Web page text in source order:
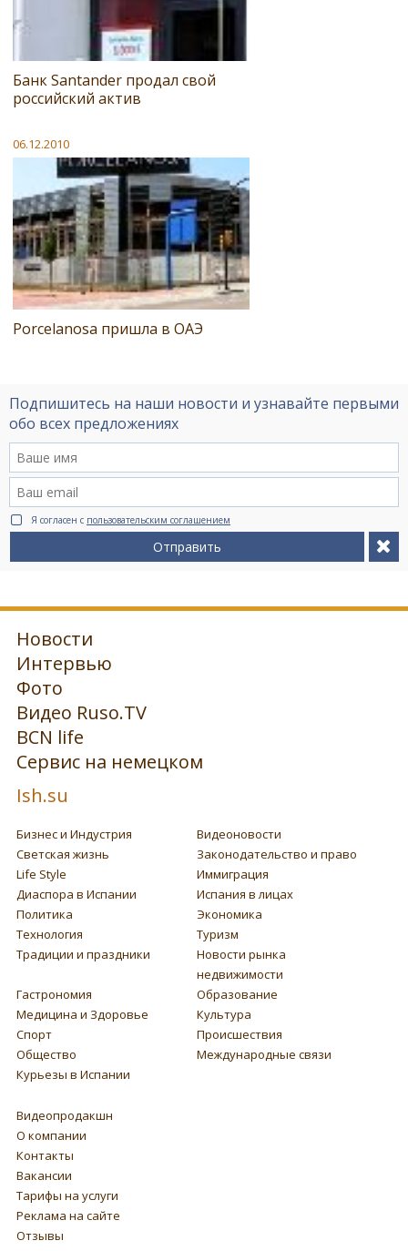
Банк Santander продал свой
российский актив
06.12.2010
Porcelanosa пришла в ОАЭ
Подпишитесь на наши новости и узнавайте первыми
обо всех предложениях
Я согласен с пользовательским соглашением
Отправить
Новости
Интервью
Фото
Видео Ruso.TV
BCN life
Сервис на немецком
Ish.su
Бизнес и Индустрия
Видеоновости
Светская жизнь
Законодательство и право
Life Style
Иммиграция
Диаспора в Испании
Испания в лицах
Политика
Экономика
Технология
Туризм
Традиции и праздники
Новости рынка
недвижимости
Гастрономия
Образование
Медицина и Здоровье
Культура
Спорт
Происшествия
Общество
Международные связи
Курьезы в Испании
Видеопродакшн
О компании
Контакты
Вакансии
Тарифы на услуги
Реклама на сайте
Отзывы